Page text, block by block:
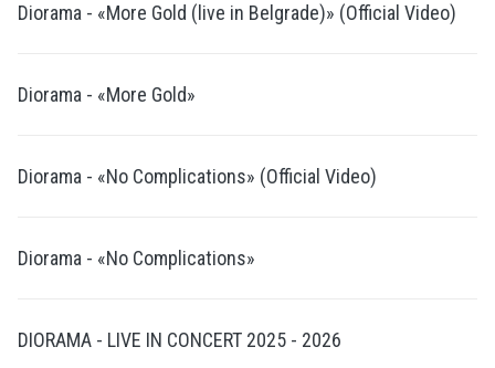
Diorama - «More Gold (live in Belgrade)» (Official Video)
Diorama - «More Gold»
Diorama - «No Complications» (Official Video)
Diorama - «No Complications»
DIORAMA - LIVE IN CONCERT 2025 - 2026